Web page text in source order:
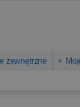
zewnętrzne